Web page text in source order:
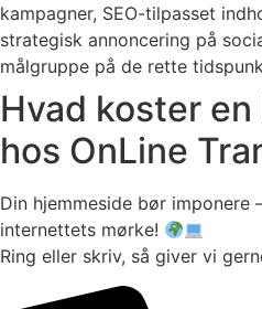
kampagner, SEO-tilpasset
strategisk annoncering på
målgruppe på de rette
Hvad koster
hos OnLine
Din hjemmeside bør imponere
internettets mørke!
Ring eller skriv, så giver vi